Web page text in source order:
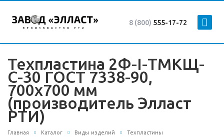
8 (800) 555-17-72
Техпластина 2Ф-I-ТМКЩ-
С-30 ГОСТ 7338-90,
700x700 мм
(производитель Элласт
РТИ)
Главная Каталог Виды изделий Техпластины